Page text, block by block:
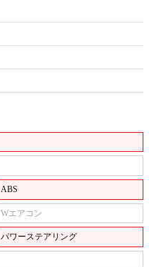
ABS
Wエアコン
パワーステアリング